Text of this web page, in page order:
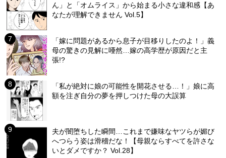
ん」と「オムライス」から始まる小さな違和感【あ
なたが理解できません Vol.5】
「嫁に問題があるから息子が目移りしたのよ！」義
母の驚きの見解に唖然…嫁の高学歴が原因だと主
張!?
「私が絶対に娘の可能性を開花させる…！」娘に高
額を注ぎ自分の夢を押しつけた母の大誤算
夫が闇堕ちした瞬間…これまで嫌味なヤツらが媚び
へつらう姿は滑稽だな！【母親ならすべてを許さな
いとダメですか？ Vol.28】